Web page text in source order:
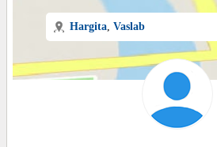
Hargita, Vaslab